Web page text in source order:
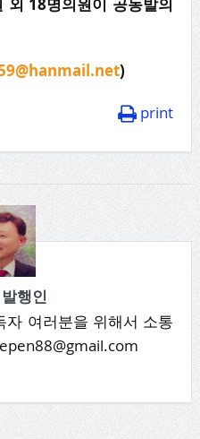
)
print
행인
자 여러분을 위해서 소통